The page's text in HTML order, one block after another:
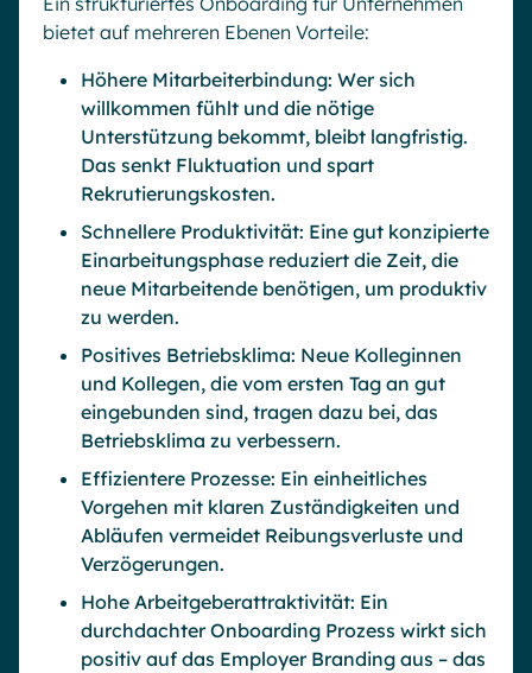
bietet auf mehreren Ebenen Vorteile:
Höhere Mitarbeiterbindung: Wer sich
willkommen fühlt und die nötige
Unterstützung bekommt, bleibt langfristig.
Das senkt Fluktuation und spart
Rekrutierungskosten.
Schnellere Produktivität: Eine gut konzipierte
Einarbeitungsphase reduziert die Zeit, die
neue Mitarbeitende benötigen, um produktiv
zu werden.
Positives Betriebsklima: Neue Kolleginnen
und Kollegen, die vom ersten Tag an gut
eingebunden sind, tragen dazu bei, das
Betriebsklima zu verbessern.
Effizientere Prozesse: Ein einheitliches
Vorgehen mit klaren Zuständigkeiten und
Abläufen vermeidet Reibungsverluste und
Verzögerungen.
Hohe Arbeitgeberattraktivität: Ein
durchdachter Onboarding Prozess wirkt sich
positiv auf das Employer Branding aus – das